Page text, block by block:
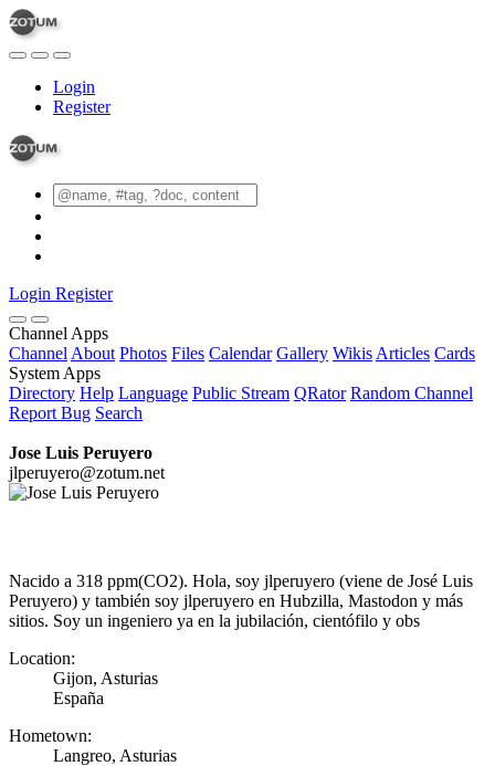
Login
Register
Login Register
Channel Apps
Channel About Photos Files Calendar Gallery Wikis Articles Cards
System Apps
Directory Help Language Public Stream QRator Random Channel
Report Bug Search
Jose Luis Peruyero
jlperuyero@zotum.net
Nacido a 318 ppm(CO2). Hola, soy jlperuyero (viene de José Luis
Peruyero) y también soy jlperuyero en Hubzilla, Mastodon y más
sitios. Soy un ingeniero ya en la jubilación, cientófilo y obs
Location:
Gijon, Asturias
España
Hometown:
Langreo, Asturias